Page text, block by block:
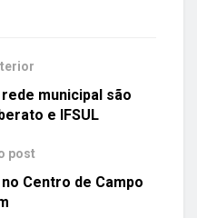
municipal são
e IFSUL
post
Centro de Campo